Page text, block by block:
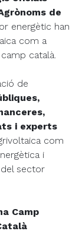
de
energètic han
com a
català.
de
i experts
com
i
sector
Camp